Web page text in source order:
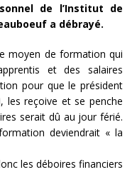
de l’Institut de
a débrayé.
moyen de formation qui
et des salaires
pour que le président
les reçoive et se penche
serait dû au jour férié.
deviendrait « la
les déboires financiers